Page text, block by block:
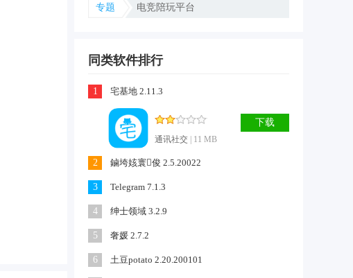
专题 电竞陪玩平台
同类软件排行
1 宅基地 2.11.3
通讯社交 | 11 MB
下载
2 鏀垮姟寰俊 2.5.20022
3 Telegram 7.1.3
4 绅士领域 3.2.9
5 奢媛 2.7.2
6 土豆potato 2.20.200101